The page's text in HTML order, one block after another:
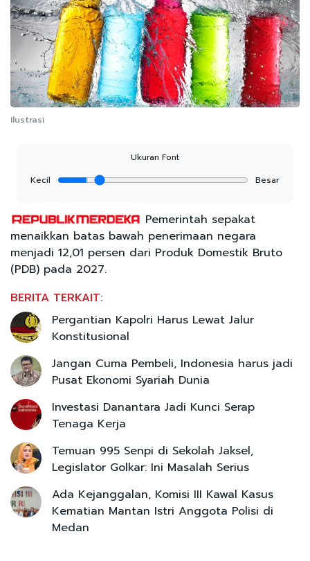
Ilustrasi
Ukuran Font
Kecil
Besar
Pemerintah sepakat
menaikkan batas bawah penerimaan negara
menjadi 12,01 persen dari Produk Domestik Bruto
(PDB) pada 2027.
BERITA TERKAIT:
Pergantian Kapolri Harus Lewat Jalur
Konstitusional
Jangan Cuma Pembeli, Indonesia harus jadi
Pusat Ekonomi Syariah Dunia
Investasi Danantara Jadi Kunci Serap
Tenaga Kerja
Temuan 995 Senpi di Sekolah Jaksel,
Legislator Golkar: Ini Masalah Serius
Ada Kejanggalan, Komisi III Kawal Kasus
Kematian Mantan Istri Anggota Polisi di
Medan